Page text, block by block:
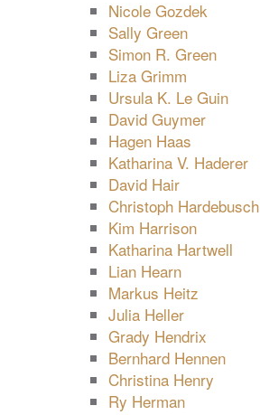
Nicole Gozdek
Sally Green
Simon R. Green
Liza Grimm
Ursula K. Le Guin
David Guymer
Hagen Haas
Katharina V. Haderer
David Hair
Christoph Hardebusch
Kim Harrison
Katharina Hartwell
Lian Hearn
Markus Heitz
Julia Heller
Grady Hendrix
Bernhard Hennen
Christina Henry
Ry Herman